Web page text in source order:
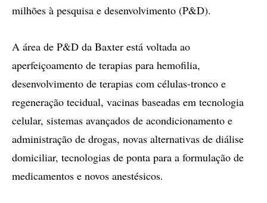
milhões à pesquisa e desenvolvimento (P&D).
A área de P&D da Baxter está voltada ao
aperfeiçoamento de terapias para hemofilia,
desenvolvimento de terapias com células-tronco e
regeneração tecidual, vacinas baseadas em tecnologia
celular, sistemas avançados de acondicionamento e
administração de drogas, novas alternativas de diálise
domiciliar, tecnologias de ponta para a formulação de
medicamentos e novos anestésicos.